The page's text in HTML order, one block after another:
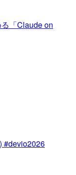
「Claude on
#devio2026